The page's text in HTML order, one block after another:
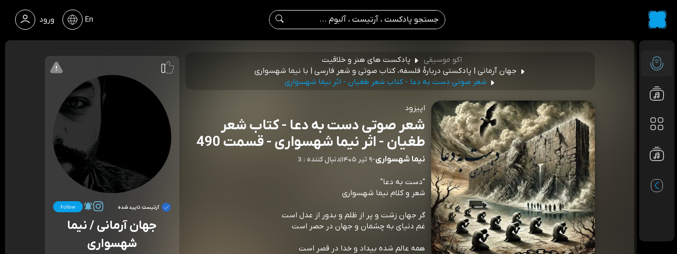
ورود En
اکو موسیقی
پادکست های هنر و خلاقیت
جهان آرمانی | پادکستی دربارۀ فلسفه، کتاب صوتی و شعر فارسی | با نیما شهسواری
شعر صوتی دست به دعا - کتاب شعر طغیان - اثر نیما شهسواری
اپیزود
شعر صوتی دست به دعا - کتاب شعر
طغیان - اثر نیما شهسواری - قسمت 490
نیما شهسواری-۹ تیر ۱۴۰۵ |3 : دنبال کننده
"دست به دعا"
شعر و کلام نیما شهسواری
گر جهان زشت و پر از ظلم و بدور از عدل است
غم دنیای به چشمان و جهان در حصر است
همه عالم شده بیداد و خدا در قصر است
آرتیست تایید شده
جهان آرمانی / نیما
شهسواری